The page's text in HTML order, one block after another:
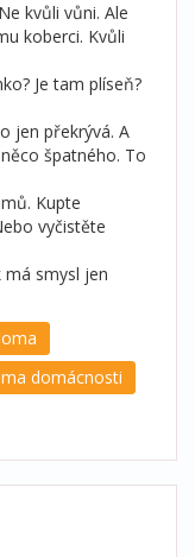
kvůli vůni. Ale
koberci. Kvůli
Je tam plíseň?
jen překrývá. A
špatného. To
Kupte
vyčistěte
má smysl jen
domácnosti